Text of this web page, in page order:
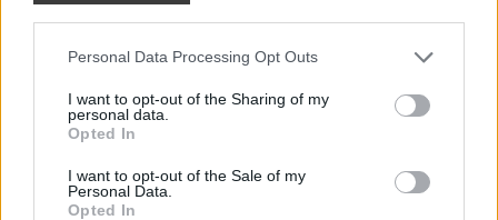
Please note that this website/app uses one or more Google
not limited to your visit or usage behaviour. You may click to
grant or deny consent to Google and its third-party tags to
use your data for below specified purposes in below Google
consent section.
Personal Data Processing Opt Outs
I want to opt-out of the Sharing of my
personal data.
Opted In
I want to opt-out of the Sale of my
Personal Data.
Opted In
ESEMÉNYNAPTÁR, SAJTÓKÖZLEMÉNYEK
Álmaid konyháját is megtervezheted az INGYENES 4
helyszín Konyhabútor kiállításon